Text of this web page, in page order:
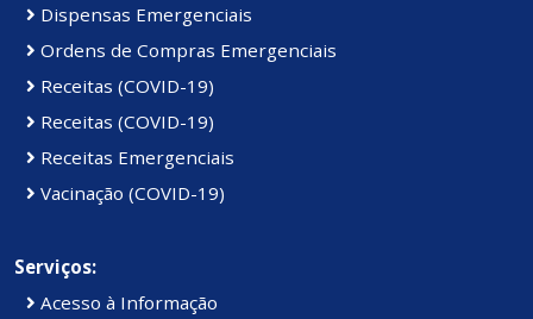
Dispensas Emergenciais
Ordens de Compras Emergenciais
Receitas (COVID-19)
Receitas (COVID-19)
Receitas Emergenciais
Vacinação (COVID-19)
Serviços:
Acesso à Informação